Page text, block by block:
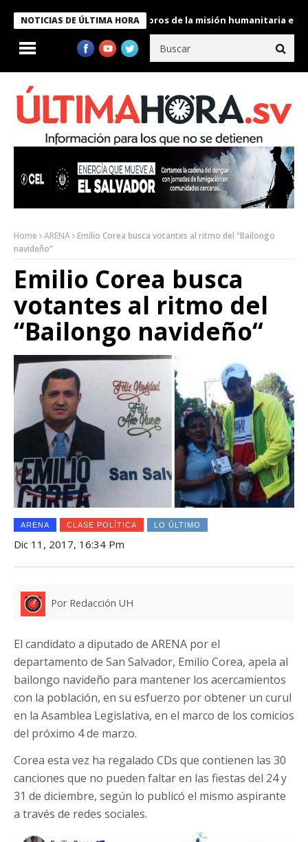
NOTICIAS DE ÚLTIMA HORA
Bukele condecora a miembros de la misión humanitaria enviada
Home ARENA Emilio Corea busca votantes al ritmo del “Bailongo
navideño“
Emilio Corea busca
votantes al ritmo del
“Bailongo navideño“
ARENA CLASE POLÍTICA LO ÚLTIMO
Dic 11, 2017, 16:34 Pm
Por Redacción UH
El candidato a diputado de ARENA por el
departamento de San Salvador, Emilio Corea, apela al
bailongo navideño para mantener los acercamientos
con la población, en su esfuerzo por obtener un curul
en la Asamblea Legislativa, en el marco de los comicios
del próximo 4 de marzo.
Corea esta vez ha regalado CDs que contienen las 30
canciones que no pueden faltar en las fiestas del 24 y
31 de diciembre, según lo publicó el mismo aspirante
a través de redes sociales.